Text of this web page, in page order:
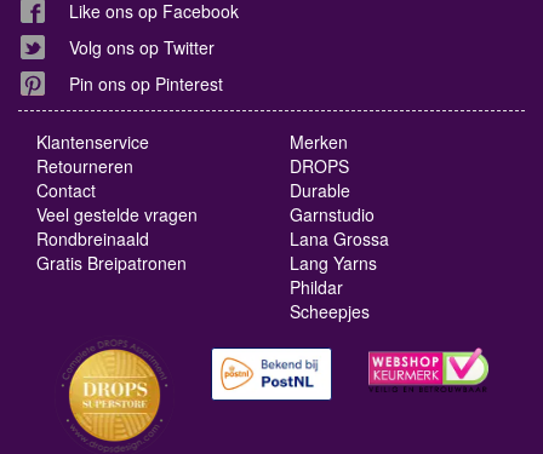
Like ons op Facebook
Volg ons op Twitter
Pin ons op Pinterest
Klantenservice
Retourneren
Contact
Veel gestelde vragen
Rondbreinaald
Gratis Breipatronen
Merken
DROPS
Durable
Garnstudio
Lana Grossa
Lang Yarns
Phildar
Scheepjes